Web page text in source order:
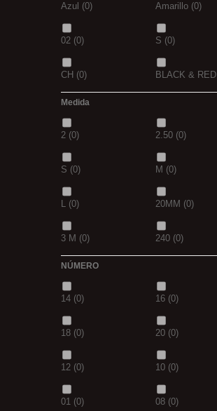
Azul (0) Amarillo (0)
02 (0) S (0)
CH (0) BLACK & RED
(0) (0)
(0) (0)
(0)
(0) (0)
D.GREN PURPLE
18(0) blanca
Medida
2 (0) 2.50 (0)
S (0) M (0)
L (0) 20MM (0)
3 M (0) 240 (0)
(0) (0)
(0) (0)
8MM (0) 2 M (0)
NÚMERO
14 (0) 16 (0)
18 (0) 20 (0)
12 (0) 10 (0)
01 (0) 08 (0)